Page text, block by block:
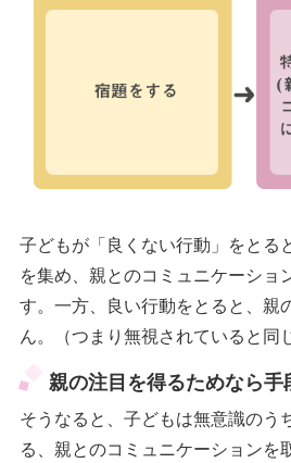
子どもが「良くない行動」をとる
を集め、親とのコミュニケーショ
す。一方、良い行動をとると、親
ん。（つまり無視されていると同
親の注目を得るためなら
そうなると、子どもは無意識のう
る、親とのコミュニケーションを